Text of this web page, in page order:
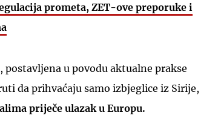
prometa, ZET-ove preporuke i
u povodu aktualne prakse
da prihvaćaju samo izbjeglice iz Sirije,
priječe ulazak u Europu.